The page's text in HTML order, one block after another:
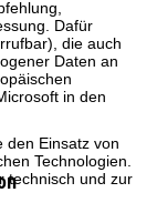
Dafür
die auch
Daten an
in den
den Einsatz von
Technologien.
technisch und zur